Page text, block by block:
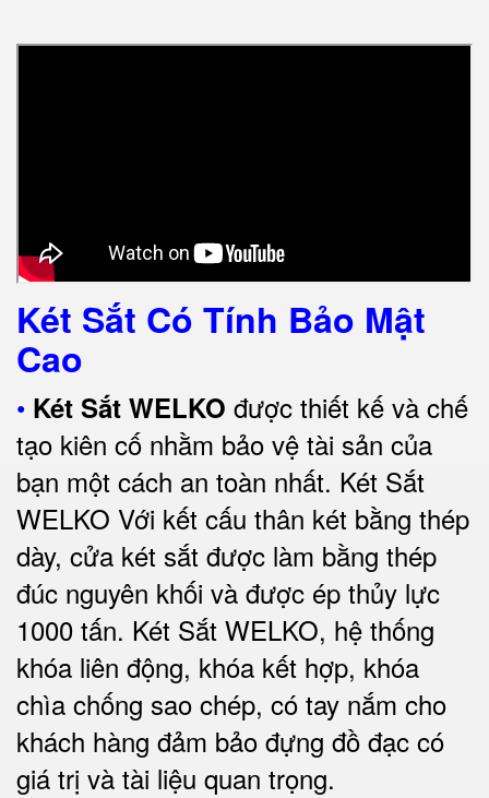
Két Sắt Có Tính Bảo Mật
Cao
• Két Sắt WELKO được thiết kế và chế
tạo kiên cố nhằm bảo vệ tài sản của
bạn một cách an toàn nhất. Két Sắt
WELKO Với kết cấu thân két bằng thép
dày, cửa két sắt được làm bằng thép
đúc nguyên khối và được ép thủy lực
1000 tấn. Két Sắt WELKO, hệ thống
khóa liên động, khóa kết hợp, khóa
chìa chống sao chép, có tay nắm cho
khách hàng đảm bảo đựng đồ đạc có
giá trị và tài liệu quan trọng.